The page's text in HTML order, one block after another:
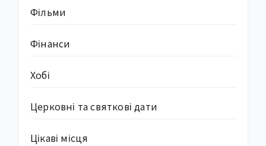
Фільми
Фінанси
Хобі
Церковні та святкові дати
Цікаві місця